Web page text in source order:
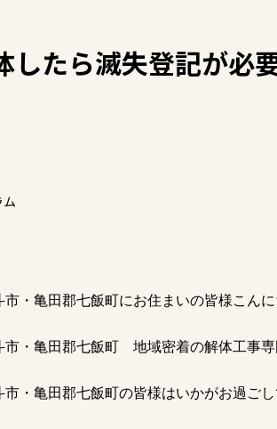
したら滅失登記が必
・亀田郡七飯町にお住まいの皆様こんに
市・亀田郡七飯町 地域密着の解体工事専
・亀田郡七飯町の皆様はいかがお過ごし